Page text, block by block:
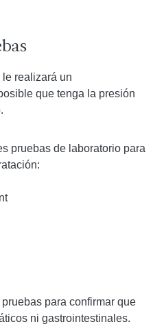
realizará un
que tenga la presión
pruebas de laboratorio para
para confirmar que
ni gastrointestinales.